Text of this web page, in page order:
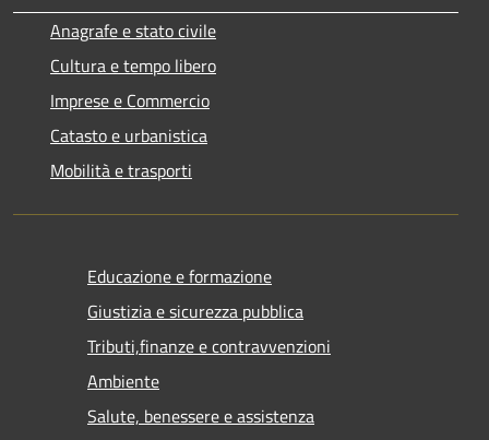
Anagrafe e stato civile
Cultura e tempo libero
Imprese e Commercio
Catasto e urbanistica
Mobilità e trasporti
Educazione e formazione
Giustizia e sicurezza pubblica
Tributi,finanze e contravvenzioni
Ambiente
Salute, benessere e assistenza